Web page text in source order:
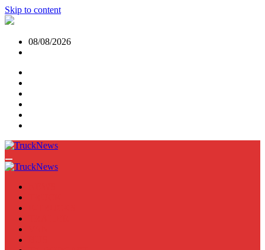
Skip to content
08/08/2026